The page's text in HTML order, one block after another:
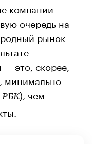
компании
очередь на
рынок
это, скорее,
минимально
РБК), чем